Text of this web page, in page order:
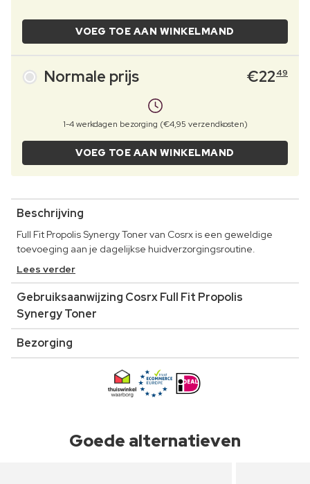
VOEG TOE AAN WINKELMAND
Normale prijs €22 49
1-4 werkdagen bezorging (€4,95 verzendkosten)
VOEG TOE AAN WINKELMAND
Beschrijving
Full Fit Propolis Synergy Toner van Cosrx is een geweldige
toevoeging aan je dagelijkse huidverzorgingsroutine.
Lees verder
Gebruiksaanwijzing Cosrx Full Fit Propolis
Synergy Toner
Bezorging
Goede alternatieven